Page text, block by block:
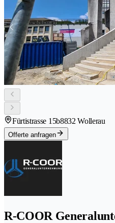
Fürtistrasse 15b8832 Wollerau
Offerte anfragen
R-COOR